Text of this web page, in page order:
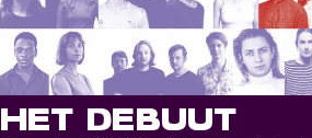
HET DEBUUT